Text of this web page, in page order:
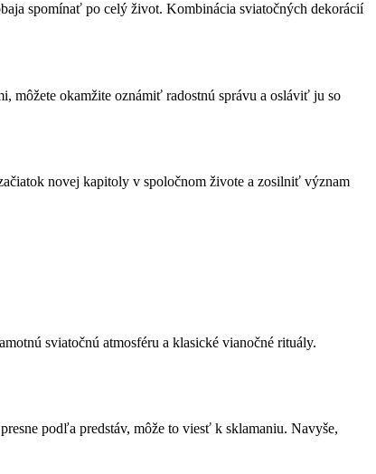
spomínať po celý život. Kombinácia sviatočných dekorácií
môžete okamžite oznámiť radostnú správu a osláviť ju so
novej kapitoly v spoločnom živote a zosilniť význam
sviatočnú atmosféru a klasické vianočné rituály.
podľa predstáv, môže to viesť k sklamaniu. Navyše,